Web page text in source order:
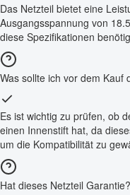
Das Netzteil bietet eine
Ausgangsspannung von
diese Spezifikationen
Was sollte ich vor dem Kauf
Es ist wichtig zu prüfen, ob
einen Innenstift hat, da
um die Kompatibilität zu
Hat dieses Netzteil Garantie?